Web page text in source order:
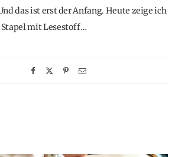
das ist erst der Anfang. Heute zeige ich
mit Lesestoff…